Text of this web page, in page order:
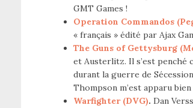
GMT Games !
Operation Commandos
« français » édité par Ajax
The Guns of Gettysburg
et Austerlitz. Il s’est penché
durant la guerre de
Thompson m’est apparu
Warfighter (DVG). Dan